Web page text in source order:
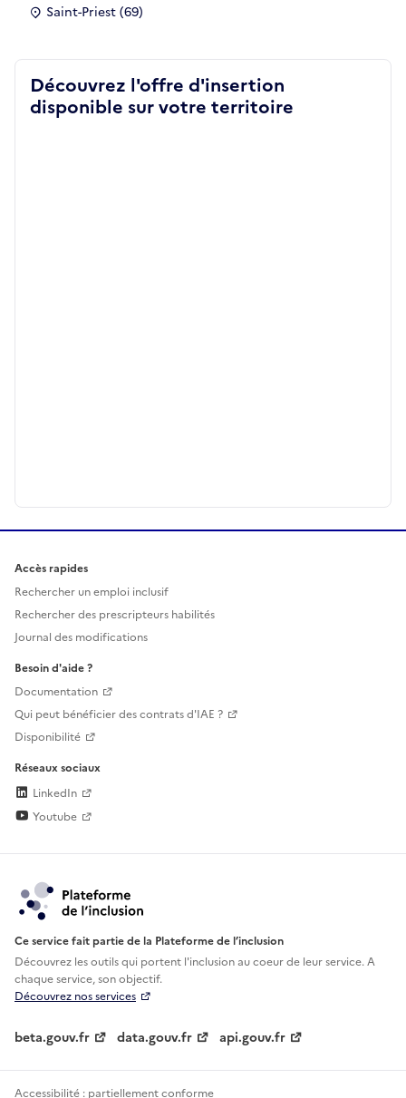
Saint-Priest (69)
Découvrez l'offre d'insertion
disponible sur votre territoire
Accès rapides
Rechercher un emploi inclusif
Rechercher des prescripteurs habilités
Journal des modifications
Besoin d'aide ?
Documentation
Qui peut bénéficier des contrats d'IAE ?
Disponibilité
Réseaux sociaux
LinkedIn
Youtube
Ce service fait partie de la Plateforme de l’inclusion
Découvrez les outils qui portent l'inclusion aucoeur de leur service. A
chaque service, son objectif.
Découvrez nos services
beta.gouv.fr data.gouv.fr api.gouv.fr
Accessibilité : partiellement conforme